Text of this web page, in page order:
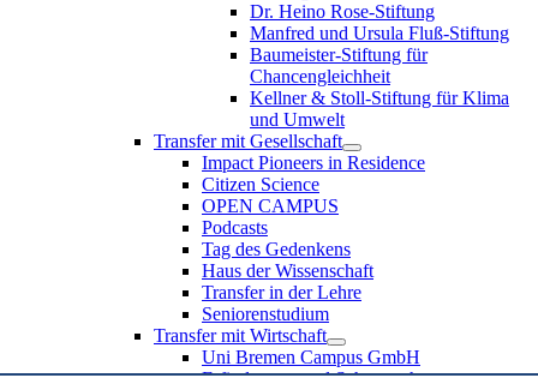
Dr. Heino Rose-Stiftung
Manfred und Ursula Fluß-Stiftung
Baumeister-Stiftung für
Chancengleichheit
Kellner & Stoll-Stiftung für Klima
und Umwelt
Transfer mit Gesellschaft
Impact Pioneers in Residence
Citizen Science
OPEN CAMPUS
Podcasts
Tag des Gedenkens
Haus der Wissenschaft
Transfer in der Lehre
Seniorenstudium
Transfer mit Wirtschaft
Uni Bremen Campus GmbH
Erfindungen und Schutzrechte